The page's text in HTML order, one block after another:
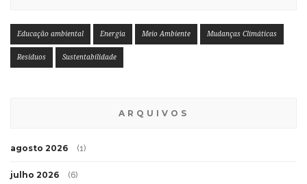
Educação ambiental Energia Meio Ambiente Mudanças Climáticas
Resíduos Sustentabilidade
ARQUIVOS
agosto 2026 (1)
julho 2026 (6)